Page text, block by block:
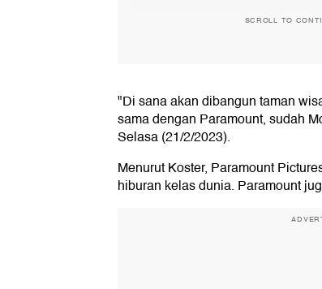
SCROLL TO
"Di sana akan dibangun taman
sama dengan Paramount, sudah
Selasa (21/2/2023).
Menurut Koster, Paramount
hiburan kelas dunia. Paramount